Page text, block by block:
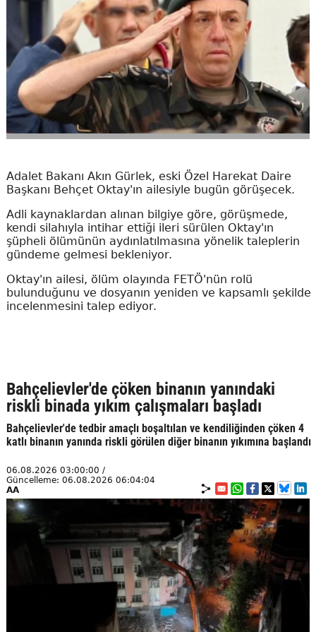
Adalet Bakanı Akın Gürlek, eski Özel Harekat Daire
Başkanı Behçet Oktay'ın ailesiyle bugün görüşecek.
Adli kaynaklardan alınan bilgiye göre, görüşmede,
kendi silahıyla intihar ettiği ileri sürülen Oktay'ın
şüpheli ölümünün aydınlatılmasına yönelik taleplerin
gündeme gelmesi bekleniyor.
Oktay'ın ailesi, ölüm olayında FETÖ'nün rolü
bulunduğunu ve dosyanın yeniden ve kapsamlı şekilde
incelenmesini talep ediyor.
Bahçelievler'de çöken binanın yanındaki
riskli binada yıkım çalışmaları başladı
Bahçelievler'de tedbir amaçlı boşaltılan ve kendiliğinden çöken 4
katlı binanın yanında riskli görülen diğer binanın yıkımına başlandı
06.08.2026 03:00:00 /
Güncelleme: 06.08.2026 06:04:04
AA